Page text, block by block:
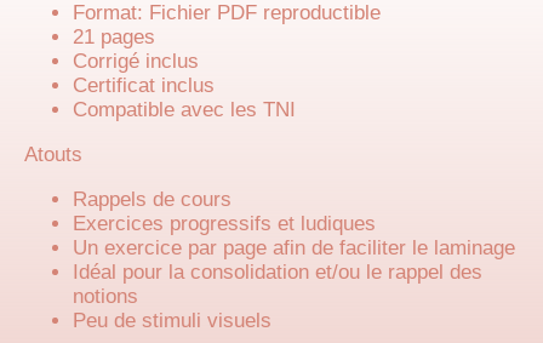
Format: Fichier PDF reproductible
21 pages
Corrigé inclus
Certificat inclus
Compatible avec les TNI
Atouts
Rappels de cours
Exercices progressifs et ludiques
Un exercice par page afin de faciliter le laminage
Idéal pour la consolidation et/ou le rappel des
notions
Peu de stimuli visuels